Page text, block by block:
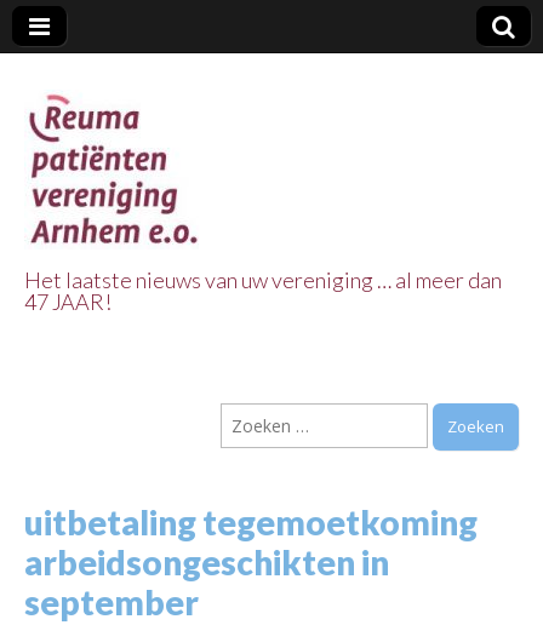
Vereniging
Arnhem e.o.
Het laatste nieuws van uw vereniging … al meer dan
47 JAAR!
Zoeken
naar:
uitbetaling tegemoetkoming
arbeidsongeschikten in
september